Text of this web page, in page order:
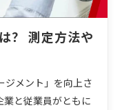
？ 測定方法や
ジメント」を向上さ
業と従業員がともに